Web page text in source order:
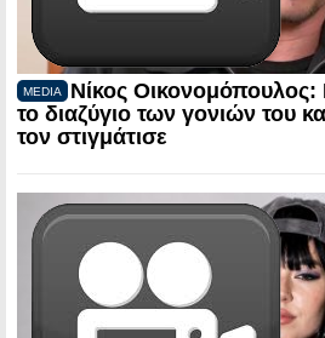
MEDIA
Νίκος
το διαζύγιο των γονιών του
τον στιγμάτισε